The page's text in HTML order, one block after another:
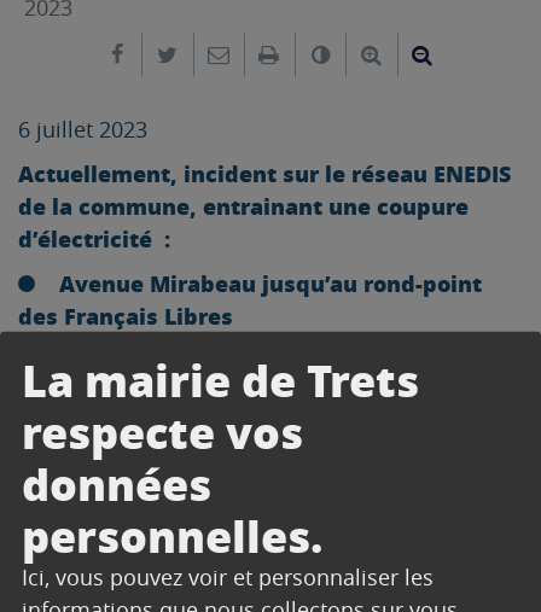
La mairie de Trets
respecte vos
données
personnelles.
Ici, vous pouvez voir et personnaliser les
2023
Partager sur Facebook
Partager sur Twitter
Envoyer par e-mail
ImprimerChanger leAgrandir le
6 juillet 2023
Actuellement, incident sur le réseau ENEDIS
de la commune, entrainant une coupure
d’électricité :
Avenue Mirabeau jusqu’au rond-point
des Français Libres
Intervention en cours des équipes ENEDIS,
rétablissement probable vers 18h00
CONTACT